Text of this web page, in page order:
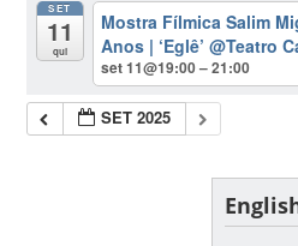
SET
11
qui
Mostra Fílmica Salim
Anos | ‘Eglê’@Teatro
set 11@19:00 – 21:00
SET 2025